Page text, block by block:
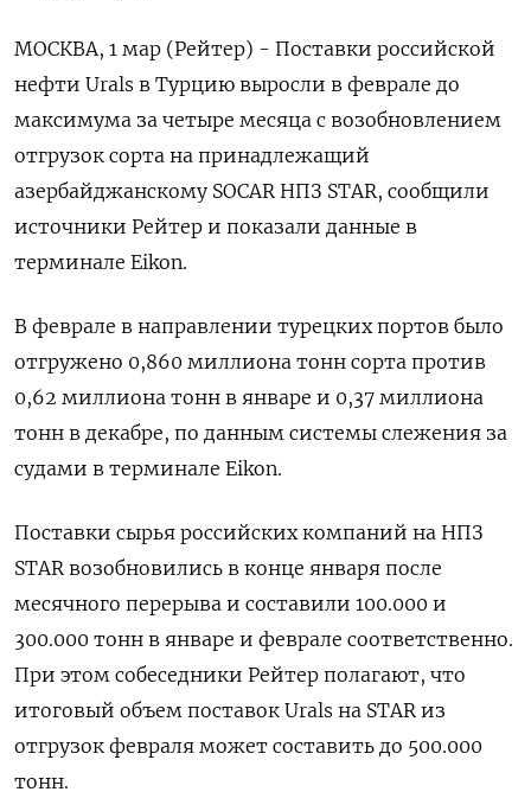
МОСКВА, 1 мар (Рейтер) - Поставки российской
нефти Urals в Турцию выросли в феврале до
максимума за четыре месяца с возобновлением
отгрузок сорта на принадлежащий
азербайджанскому SOCAR НПЗ STAR, сообщили
источники Рейтер и показали данные в
терминале Eikon.
В феврале в направлении турецких портов было
отгружено 0,860 миллиона тонн сорта против
0,62 миллиона тонн в январе и 0,37 миллиона
тонн в декабре, по данным системы слежения за
судами в терминале Eikon.
Поставки сырья российских компаний на НПЗ
STAR возобновились в конце января после
месячного перерыва и составили 100.000 и
300.000 тонн в январе и феврале соответственно.
При этом собеседники Рейтер полагают, что
итоговый объем поставок Urals на STAR из
отгрузок февраля может составить до 500.000
тонн.